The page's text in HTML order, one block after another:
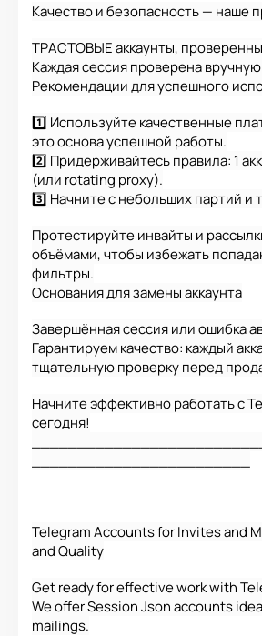
Качество и безопасность — наше
ТРАСТОВЫЕ аккаунты,
Каждая сессия проверена
Рекомендации для успешного
1️⃣ Используйте качественные
это основа успешной работы.
2️⃣ Придерживайтесь правила: 1
(или rotating proxy).
3️⃣ Начните с небольших партий и
Протестируйте инвайты и
объёмами, чтобы избежать
фильтры.
Основания для замены аккаунта
Завершённая сессия или ошибка
Гарантируем качество: каждый
тщательную проверку перед
Начните эффективно работать с
сегодня!
Telegram Accounts for Invites and
and Quality
Get ready for effective work with
We offer Session Json accounts
mailings.